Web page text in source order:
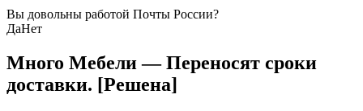
Вы довольны работой Почты России?
ДаНет
Много Мебели — Переносят сроки
доставки. [Решена]